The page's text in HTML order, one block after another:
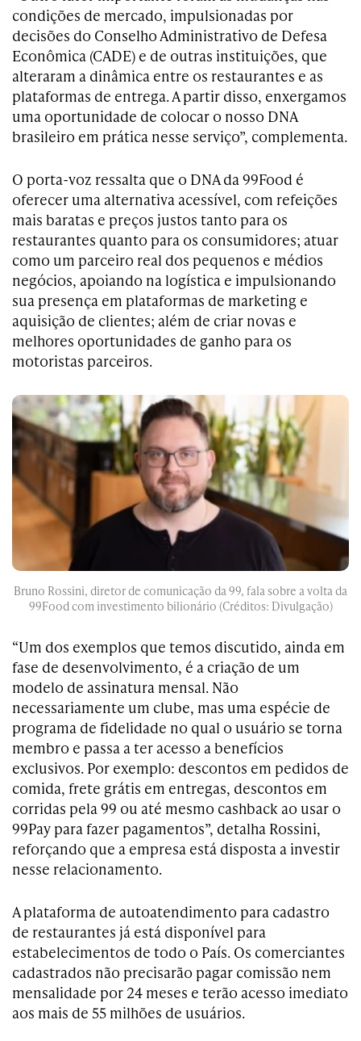
condições de mercado, impulsionadas por
decisões do Conselho Administrativo de Defesa
Econômica (CADE) e de outras instituições, que
alteraram a dinâmica entre os restaurantes e as
plataformas de entrega. A partir disso, enxergamos
uma oportunidade de colocar o nosso DNA
brasileiro em prática nesse serviço”, complementa.
O porta-voz ressalta que o DNA da 99Food é
oferecer uma alternativa acessível, com refeições
mais baratas e preços justos tanto para os
restaurantes quanto para os consumidores; atuar
como um parceiro real dos pequenos e médios
negócios, apoiando na logística e impulsionando
sua presença em plataformas de marketing e
aquisição de clientes; além de criar novas e
melhores oportunidades de ganho para os
motoristas parceiros.
Bruno Rossini, diretor de comunicação da 99, fala sobre a volta da
99Food com investimento bilionário (Créditos: Divulgação)
“Um dos exemplos que temos discutido, ainda em
fase de desenvolvimento, é a criação de um
modelo de assinatura mensal. Não
necessariamente um clube, mas uma espécie de
programa de fidelidade no qual o usuário se torna
membro e passa a ter acesso a benefícios
exclusivos. Por exemplo: descontos em pedidos de
comida, frete grátis em entregas, descontos em
corridas pela 99 ou até mesmo cashback ao usar o
99Pay para fazer pagamentos”, detalha Rossini,
reforçando que a empresa está disposta a investir
nesse relacionamento.
A plataforma de autoatendimento para cadastro
de restaurantes já está disponível para
estabelecimentos de todo o País. Os comerciantes
cadastrados não precisarão pagar comissão nem
mensalidade por 24 meses e terão acesso imediato
aos mais de 55 milhões de usuários.